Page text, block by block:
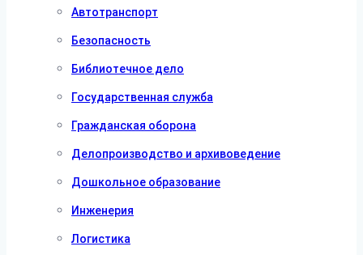
Автотранспорт
Безопасность
Библиотечное дело
Государственная служба
Гражданская оборона
Делопроизводство и архивоведение
Дошкольное образование
Инженерия
Логистика